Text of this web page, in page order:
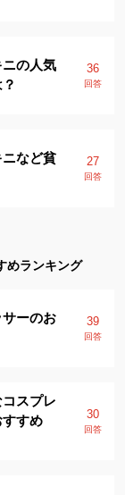
の人気
36
回答
など貧
27
回答
めランキング
サーのお
39
回答
スプレ
すすめ
30
回答